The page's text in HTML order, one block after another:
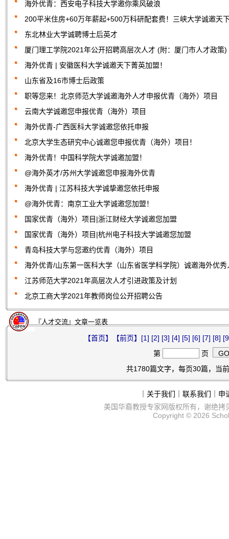
海外优青：西安电子科技大学邀你乘风破浪
200平米住房+60万年薪起+500万科研配套费！三峡大学诚邀天
东北林业大学诚聘博士后英才
厦门理工学院2021年公开招聘高层次人才 (附：厦门市人才政策)
海外优青 | 安徽医科大学诚邀天下菁英加盟！
山东省及16市博士后政策
职等您来！北京师范大学诚邀海外人才申报优青（海外）项目
云南大学诚邀您申报优青（海外）项目
海外优青-广西医科大学诚邀您依托申报
北京大学生态研究中心诚邀您申报优青（海外）项目！
海外优青！中国科学院大学诚邀加盟！
@海外英才/苏州大学诚邀您申报海外优青
海外优青 | 江苏科技大学诚挚邀您依托申报
@海外优青：南京工业大学诚邀您加盟！
国家优青（海外）项目|浙江财经大学诚邀您加盟
国家优青（海外）项目|杭州电子科技大学诚邀您加盟
青岛科技大学与您邀约优青（海外）项目
海外优青/山东第一医科大学（山东省医学科学院）诚邀海外优秀
江苏师范大学2021年高层次人才引进政策及计划
北京工商大学2021年教师岗位公开招聘公告
『人才交流』文章一览表
【首页】 【前页】 [1] [2] [3] [4] [5] [6] [7] [8]
第
页
共1780篇文字，每页30篇，当
关于我们 联系我们
申
美国华裔教授专家网版权所有，谢绝拷
Copyright © 2026